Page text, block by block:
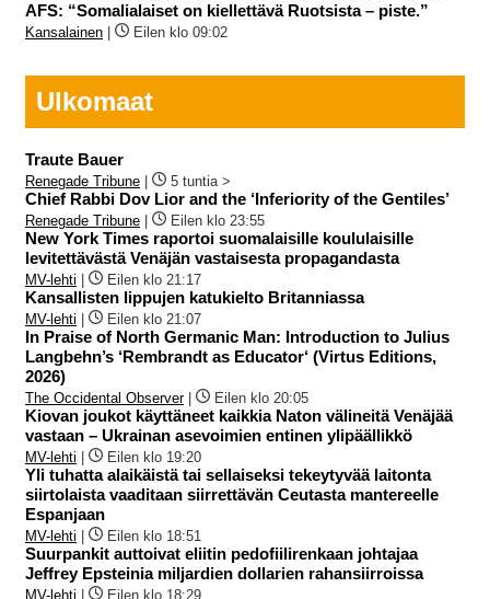
AFS: “Somalialaiset on kiellettävä Ruotsista – piste.”
Kansalainen Eilen klo 09:02
Ulkomaat
Traute Bauer
Renegade Tribune 5 tuntia >
Chief Rabbi Dov Lior and the ‘Inferiority of the Gentiles’
Renegade Tribune Eilen klo 23:55
New York Times raportoi suomalaisille koululaisille
levitettävästä Venäjän vastaisesta propagandasta
MV-lehti Eilen klo 21:17
Kansallisten lippujen katukielto Britanniassa
MV-lehti Eilen klo 21:07
In Praise of North Germanic Man: Introduction to Julius
Langbehn’s ‘Rembrandt as Educator‘ (Virtus Editions,
2026)
The Occidental Observer| Eilen klo 20:05
Kiovan joukot käyttäneet kaikkia Naton välineitä Venäjää
vastaan – Ukrainan asevoimien entinen ylipäällikkö
MV-lehti Eilen klo 19:20
Yli tuhatta alaikäistä tai sellaiseksi tekeytyvää laitonta
siirtolaista vaaditaan siirrettävän Ceutasta mantereelle
Espanjaan
MV-lehti Eilen klo 18:51
Suurpankit auttoivat eliitin pedofiilirenkaan johtajaa
Jeffrey Epsteinia miljardien dollarien rahansiirroissa
MV-lehti Eilen klo 18:29